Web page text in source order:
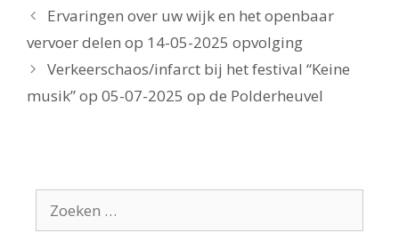
Ervaringen over uw wijk en het openbaar
vervoer delen op 14-05-2025 opvolging
Verkeerschaos/infarct bij het festival “Keine
musik” op 05-07-2025 op de Polderheuvel
naar: